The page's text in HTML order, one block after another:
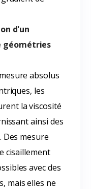
d'un
géométries
absolus
les
la viscosité
ainsi des
Des mesure
cisaillement
avec des
mais elles ne